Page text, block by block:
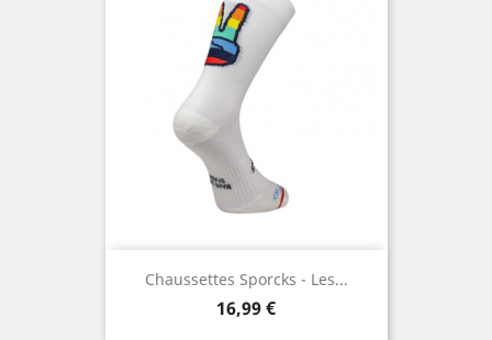
Chaussettes Sporcks - Les...
Prix
16,99 €